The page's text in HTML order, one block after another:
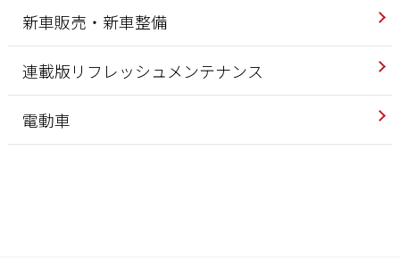
新車販売・新車整備
連載版リフレッシュメンテナンス
電動車